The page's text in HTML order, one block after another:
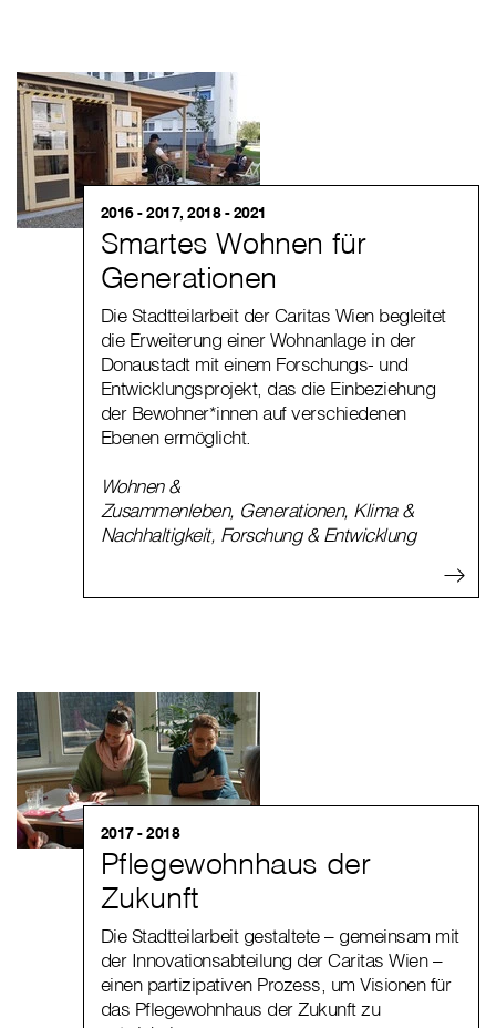
2016 - 2017, 2018 - 2021
Smartes Wohnen für
Generationen
Die Stadtteilarbeit der Caritas Wien begleitet
die Erweiterung einer Wohnanlage in der
Donaustadt mit einem Forschungs- und
Entwicklungsprojekt, das die Einbeziehung
der Bewohner*innen auf verschiedenen
Ebenen ermöglicht.
Wohnen &
Zusammenleben, Generationen, Klima &
Nachhaltigkeit, Forschung & Entwicklung
2017 - 2018
Pflegewohnhaus der
Zukunft
Die Stadtteilarbeit gestaltete – gemeinsam mit
der Innovationsabteilung der Caritas Wien –
einen partizipativen Prozess, um Visionen für
das Pflegewohnhaus der Zukunft zu